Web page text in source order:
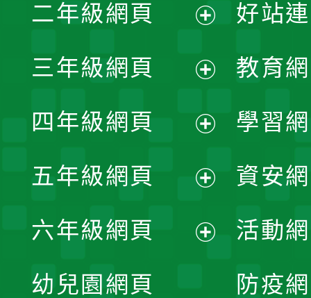
開
選
單
二年級網頁
開
選
單
三年級網頁
開
選
單
四年級網頁
開
選
五年級網頁
開
六年級網頁
幼兒園網頁
好站
教育
學習
資安
活動
防疫